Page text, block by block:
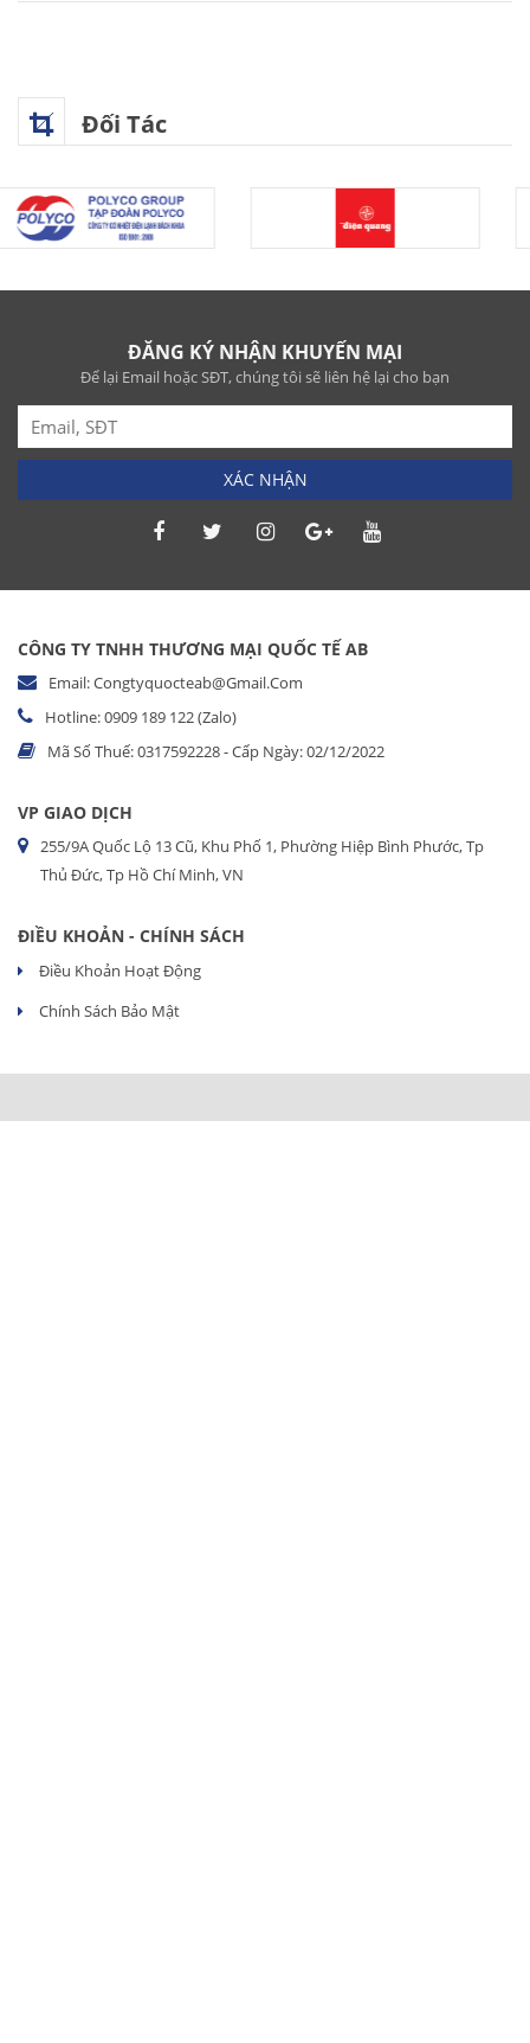
Đối Tác
ĐĂNG KÝ NHẬN KHUYẾN MẠI
Để lại Email hoặc SĐT, chúng tôi sẽ liên hệ lại cho bạn
XÁC NHẬN
CÔNG TY TNHH THƯƠNG MẠI QUỐC TẾ AB
Email: Congtyquocteab@gmail.com
Hotline: 0909 189 122 (Zalo)
Mã Số Thuế: 0317592228 - Cấp Ngày: 02/12/2022
VP GIAO DỊCH
255/9A Quốc Lộ 13 Cũ, Khu Phố 1, Phường Hiệp Bình Phước, Tp
Thủ Đức, Tp Hồ Chí Minh, VN
ĐIỀU KHOẢN - CHÍNH SÁCH
Điều Khoản Hoạt Động
Chính Sách Bảo Mật